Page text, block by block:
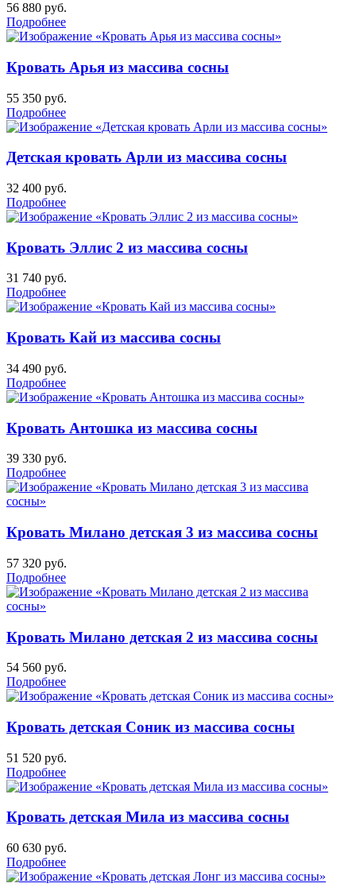
56 880 руб.
Подробнее
Кровать Арья из массива сосны
55 350 руб.
Подробнее
Детская кровать Арли из массива сосны
32 400 руб.
Подробнее
Кровать Эллис 2 из массива сосны
31 740 руб.
Подробнее
Кровать Кай из массива сосны
34 490 руб.
Подробнее
Кровать Антошка из массива сосны
39 330 руб.
Подробнее
Кровать Милано детская 3 из массива сосны
57 320 руб.
Подробнее
Кровать Милано детская 2 из массива сосны
54 560 руб.
Подробнее
Кровать детская Соник из массива сосны
51 520 руб.
Подробнее
Кровать детская Мила из массива сосны
60 630 руб.
Подробнее